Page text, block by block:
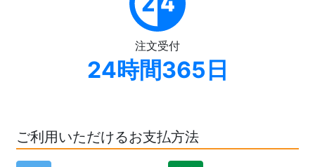
注文受付
24時間365日
ご利用いただけるお支払方法